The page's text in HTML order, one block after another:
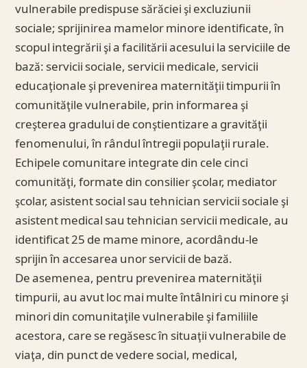
vulnerabile predispuse sărăciei şi excluziunii
sociale; sprijinirea mamelor minore identificate, în
scopul integrării şi a facilitării acesului la serviciile de
bază: servicii sociale, servicii medicale, servicii
educaţionale şi prevenirea maternităţii timpurii în
comunităţile vulnerabile, prin informarea şi
creşterea gradului de conştientizare a gravităţii
fenomenului, în rândul întregii populaţii rurale.
Echipele comunitare integrate din cele cinci
comunităţi, formate din consilier şcolar, mediator
şcolar, asistent social sau tehnician servicii sociale şi
asistent medical sau tehnician servicii medicale, au
identificat 25 de mame minore, acordându-le
sprijin în accesarea unor servicii de bază.
De asemenea, pentru prevenirea maternităţii
timpurii, au avut loc mai multe întâlniri cu minore şi
minori din comunitaţile vulnerabile şi familiile
acestora, care se regăsesc în situaţii vulnerabile de
viaţa, din punct de vedere social, medical,